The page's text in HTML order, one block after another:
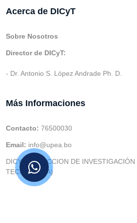
Acerca de DICyT
Sobre Nosotros
Director de DICyT:
- Dr. Antonio S. López Andrade Ph. D.
Más Informaciones
Contacto: 76500030
Email: info@upea.bo
DICYT (DIRECCION DE INVESTIGACIÓN
TECNOLOGIA)